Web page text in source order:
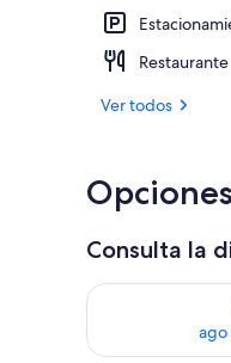
Restaurante
Ver todos
Consulta la
ago
Consulta la